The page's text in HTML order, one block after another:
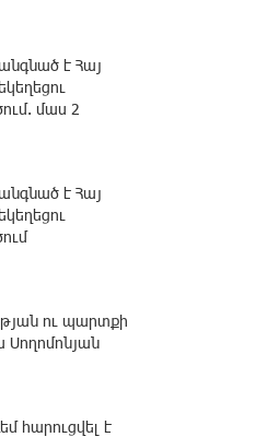
է Հայ
մաս 2
է Հայ
ու պարտքի
Սողոմոնյան
հարուցվել է